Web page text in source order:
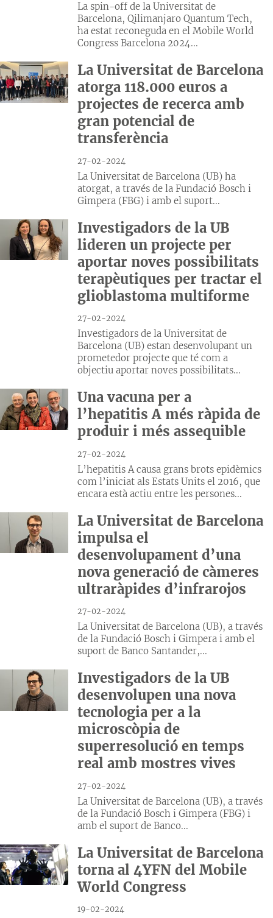
La spin-off de la Universitat de
Barcelona, Qilimanjaro Quantum Tech,
ha estat reconeguda en el Mobile World
Congress Barcelona 2024...
La Universitat de Barcelona
atorga 118.000 euros a
projectes de recerca amb
gran potencial de
transferència
27-02-2024
La Universitat de Barcelona (UB) ha
atorgat, a través de la Fundació Bosch i
Gimpera (FBG) i amb el suport...
Investigadors de la UB
lideren un projecte per
aportar noves possibilitats
terapèutiques per tractar el
glioblastoma multiforme
27-02-2024
Investigadors de la Universitat de
Barcelona (UB) estan desenvolupant un
prometedor projecte que té com a
objectiu aportar noves possibilitats...
Una vacuna per a
l’hepatitis A més ràpida de
produir i més assequible
27-02-2024
L’hepatitis A causa grans brots epidèmics
com l’iniciat als Estats Units el 2016, que
encara està actiu entre les persones...
La Universitat de Barcelona
impulsa el
desenvolupament d’una
nova generació de càmeres
ultraràpides d’infrarojos
27-02-2024
La Universitat de Barcelona (UB), a través
de la Fundació Bosch i Gimpera i amb el
suport de Banco Santander,...
Investigadors de la UB
desenvolupen una nova
tecnologia per a la
microscòpia de
superresolució en temps
real amb mostres vives
27-02-2024
La Universitat de Barcelona (UB), a través
de la Fundació Bosch i Gimpera (FBG) i
amb el suport de Banco...
La Universitat de Barcelona
torna al 4YFN del Mobile
World Congress
19-02-2024